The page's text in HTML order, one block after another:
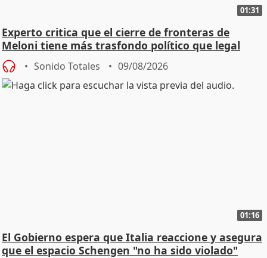
01:31
Experto critica que el cierre de fronteras de
Meloni tiene más trasfondo político que legal
Sonido Totales 09/08/2026
01:16
El Gobierno espera que Italia reaccione y asegura
que el espacio Schengen "no ha sido violado"